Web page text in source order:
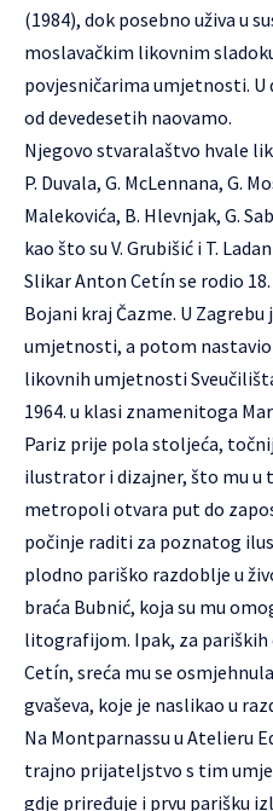
(1984), dok posebno uživa u
moslavačkim likovnim
povjesničarima umjetnosti. U
od devedesetih naovamo.
Njegovo stvaralaštvo hvale
P. Duvala, G. McLennana, G.
Malekovića, B. Hlevnjak, G.
kao što su V. Grubišić i T.
Slikar Anton Cetín se rodio
Bojani kraj Čazme. U
umjetnosti, a potom nastavio
likovnih umjetnosti
1964. u klasi znamenitoga
Pariz prije pola stoljeća,
ilustrator i dizajner, što mu
metropoli otvara put do
počinje raditi za poznatog
plodno pariško razdoblje u
braća Bubnić, koja su mu
litografijom. Ipak, za pariških
Cetín, sreća mu se
gvaševa, koje je naslikao u
Na Montparnassu u Atelieru
trajno prijateljstvo s tim
gdje priređuje i prvu parišku